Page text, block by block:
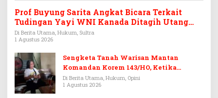
Prof Buyung Sarita Angkat Bicara Terkait
Tudingan Yayi WNI Kanada Ditagih Utang
Rp3,6 Miliar
Di Berita Utama, Hukum, Sultra
1 Agustus 2026
Sengketa Tanah Warisan Mantan
Komandan Korem 143/HO, Ketika
Warisan Menjadi Arena Pemerasan
Di Berita Utama, Hukum, Opini
1 Agustus 2026